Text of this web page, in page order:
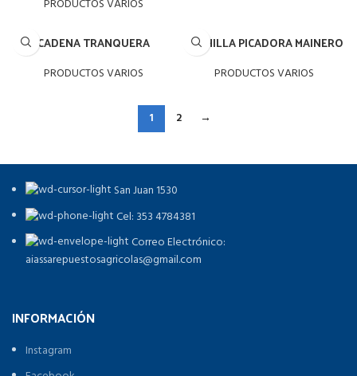
PRODUCTOS VARIOS
CADENA TRANQUERA
PRODUCTOS VARIOS
CUCHILLA PICADORA MAINERO
PRODUCTOS VARIOS
1 2 →
San Juan 1530
Cel: 353 4784381
Correo Electrónico:
aiassarepuestosagricolas@gmail.com
INFORMACIÓN
Instagram